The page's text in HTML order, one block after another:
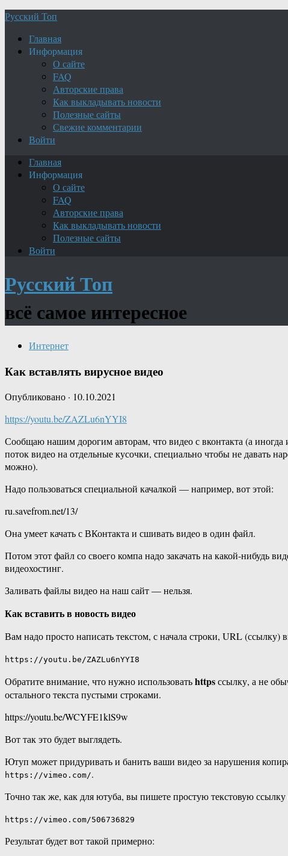
Русский Топ
Главная
Информация
О сайте
FAQ
Авторские права
Как выкладывать новости
Полезные сайты
Свежие комментарии
Войти
Главная
Информация
О сайте
FAQ
Авторские права
Как выкладывать новости
Полезные сайты
Войти
Русский Топ
всё самое интересное
Интернет
Как вставлять вирусное видео
Опубликовано · 10.10.2021
https://youtu.be/ZAZLu6nYYI8
Сообщаю нашим дорогим авторам, что видео с вконтакта (а иногда
поток видео на отдельные кусочки, специально чтобы не давать
можно).
Надо пользоваться специальной качалкой — например, вот этой:
ru.savefrom.net/13/
Она умеет качать с ВКонтакта и сшивать видео в один файл.
Потом этот файл со своего компа надо закачать на какой-нибудь
видеохостинг.
Заливать файлы видео на наш сайт — нельзя.
Как вставить в новость видео
Вам надо просто написать текстом, с начала строки, URL (ссылку)
https://youtu.be/ZAZLu6nYYI8
Обратите внимание, что нужно использоватьhttpsссылку, а не
остального текста пустыми строками.
https://youtu.be/WCYFE1klS9w
Вот так это будет выглядеть.
Ютуп может придуривать и банить ваши видео за нарушения
https://vimeo.com/.
Точно так же, как для ютуба, вы пишете простую текстовую ссылку
https://vimeo.com/506736829
Результат будет вот такой примерно: